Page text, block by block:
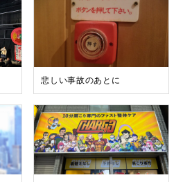
悲しい事故のあとに